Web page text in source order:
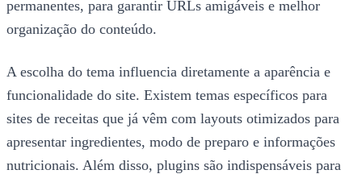
permanentes, para garantir URLs amigáveis e melhor
organização do conteúdo.
A escolha do tema influencia diretamente a aparência e
funcionalidade do site. Existem temas específicos para
sites de receitas que já vêm com layouts otimizados para
apresentar ingredientes, modo de preparo e informações
nutricionais. Além disso, plugins são indispensáveis para